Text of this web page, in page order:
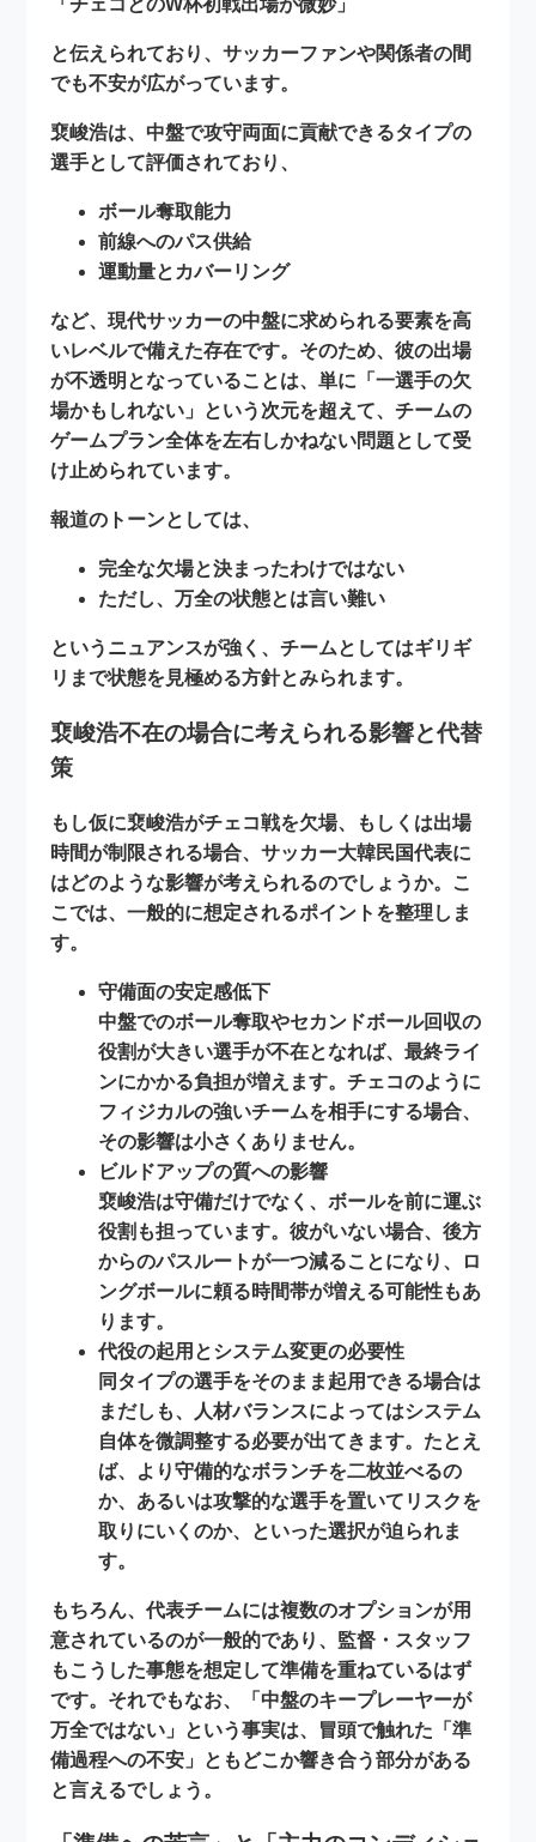
「チェコとのW杯初戦出場が微妙」
と伝えられており、サッカーファンや関係者の間
でも不安が広がっています。
裵峻浩は、中盤で攻守両面に貢献できるタイプの
選手として評価されており、
ボール奪取能力
前線へのパス供給
運動量とカバーリング
など、現代サッカーの中盤に求められる要素を高
いレベルで備えた存在です。そのため、彼の出場
が不透明となっていることは、単に「一選手の欠
場かもしれない」という次元を超えて、チームの
ゲームプラン全体を左右しかねない問題として受
け止められています。
報道のトーンとしては、
完全な欠場と決まったわけではない
ただし、万全の状態とは言い難い
というニュアンスが強く、チームとしてはギリギ
リまで状態を見極める方針とみられます。
裵峻浩不在の場合に考えられる影響と代替
策
もし仮に裵峻浩がチェコ戦を欠場、もしくは出場
時間が制限される場合、サッカー大韓民国代表に
はどのような影響が考えられるのでしょうか。こ
こでは、一般的に想定されるポイントを整理しま
す。
守備面の安定感低下
中盤でのボール奪取やセカンドボール回収の
役割が大きい選手が不在となれば、最終ライ
ンにかかる負担が増えます。チェコのように
フィジカルの強いチームを相手にする場合、
その影響は小さくありません。
ビルドアップの質への影響
裵峻浩は守備だけでなく、ボールを前に運ぶ
役割も担っています。彼がいない場合、後方
からのパスルートが一つ減ることになり、ロ
ングボールに頼る時間帯が増える可能性もあ
ります。
代役の起用とシステム変更の必要性
同タイプの選手をそのまま起用できる場合は
まだしも、人材バランスによってはシステム
自体を微調整する必要が出てきます。たとえ
ば、より守備的なボランチを二枚並べるの
か、あるいは攻撃的な選手を置いてリスクを
取りにいくのか、といった選択が迫られま
す。
もちろん、代表チームには複数のオプションが用
意されているのが一般的であり、監督・スタッフ
もこうした事態を想定して準備を重ねているはず
です。それでもなお、
「中盤のキープレーヤーが
万全ではない」 という事実は、冒頭で触れた「準
備過程への不安」ともどこか響き合う部分がある
と言えるでしょう。